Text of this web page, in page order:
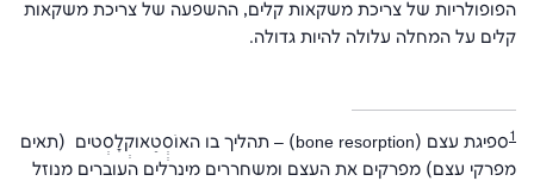
הפופולריות של צריכת משקאות קלים, ההשפעה של צריכת משקאות
קלים על המחלה עלולה להיות גדולה.
1ספיגת עצם (bone resorption ) ‒ תהליך בו האוֹסְְטֵאוקְלָסְטים (תאים
מפרקי עצם) מפרקים את העצם ומשחררים מינרלים העוברים מנוזל